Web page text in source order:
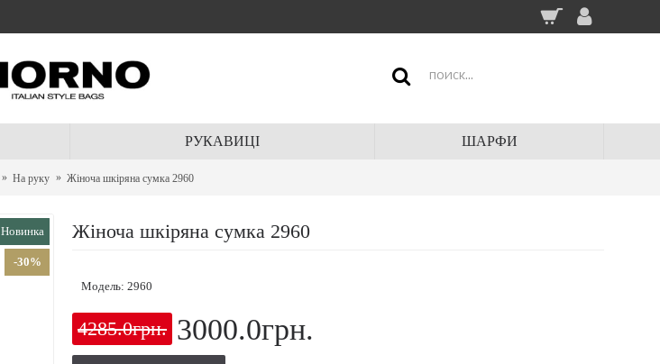
РУКАВИЦІ ШАРФИ
На руку Жіноча шкіряна сумка 2960
Новинка
-30%
Жіноча шкіряна сумка 2960
Модель: 2960
4285.0грн. 3000.0грн.